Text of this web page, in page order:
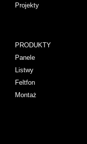
Projekty
PRODUKTY
Panele
Listwy
Feltfon
Montaż